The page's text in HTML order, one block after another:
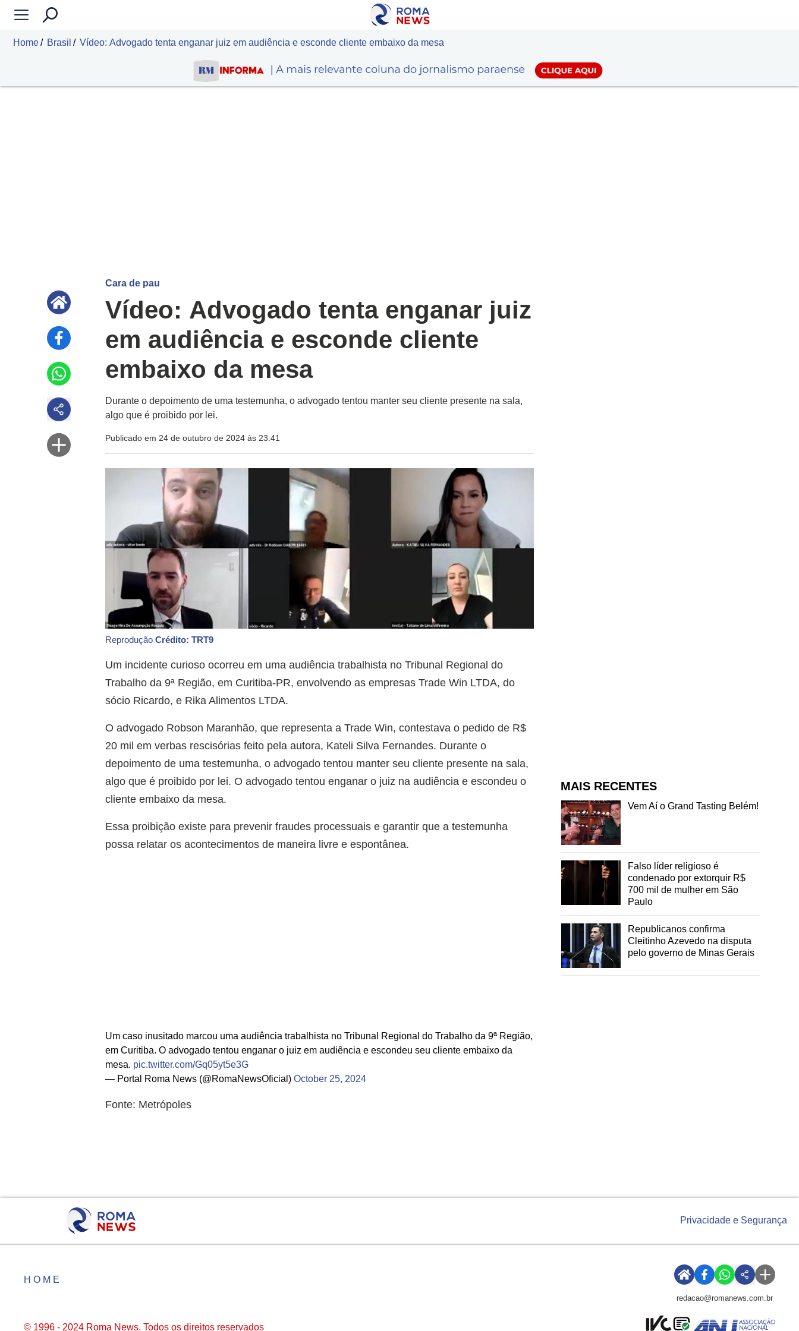
Home Brasil Vídeo: Advogado tenta enganar juiz em audiência e esconde cliente embaixo da mesa
Cara de pau
Vídeo: Advogado tenta enganar juiz
em audiência e esconde cliente
embaixo da mesa
Durante o depoimento de uma testemunha, o advogado tentou manter seu cliente presente na sala,
algo que é proibido por lei.
Publicado em 24 de outubro de 2024 às 23:41
ReproduçãoCrédito: TRT9
Um incidente curioso ocorreu em uma audiência trabalhista no Tribunal Regional do
Trabalho da 9ª Região, em Curitiba-PR, envolvendo as empresas Trade Win LTDA, do
sócio Ricardo, e Rika Alimentos LTDA.
O advogado Robson Maranhão, que representa a Trade Win, contestava o pedido de R$
20 mil em verbas rescisórias feito pela autora, Kateli Silva Fernandes. Durante o
depoimento de uma testemunha, o advogado tentou manter seu cliente presente na sala,
algo que é proibido por lei. O advogado tentou enganar o juiz na audiência e escondeu o
cliente embaixo da mesa.
Essa proibição existe para prevenir fraudes processuais e garantir que a testemunha
possa relatar os acontecimentos de maneira livre e espontânea.
Um caso inusitado marcou uma audiência trabalhista no Tribunal Regional do Trabalho da 9ª Região,
em Curitiba. O advogado tentou enganar o juiz em audiência e escondeu seu cliente embaixo da
mesa. pic.twitter.com/Gq05yt5e3G
— Portal Roma News (@RomaNewsOficial)October 25, 2024
Fonte: Metrópoles
MAIS RECENTES
Vem Aí o Grand Tasting Belém!
Falso líder religioso é
condenado por extorquir R$
700 mil de mulher em São
Paulo
Republicanos confirma
Cleitinho Azevedo na disputa
pelo governo de Minas Gerais
Privacidade e Segurança
HOME
redacao@romanews.com.br
© 1996 - 2024 Roma News. Todos os direitos reservados